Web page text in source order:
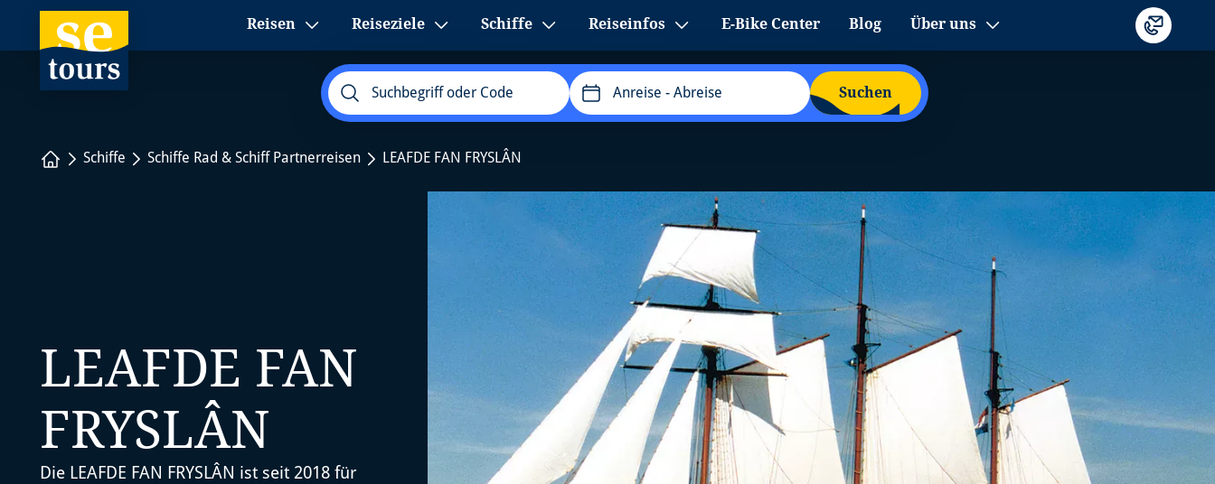
Reisen Reiseziele Schiffe Reiseinfos E-Bike Center Blog Über uns
Anreise - Abreise Suchen
StartseiteSchiffe Schiffe Rad & Schiff Partnerreisen LEAFDE FAN FRYSLÂN
LEAFDE FAN
FRYSLÂN
Die LEAFDE FAN FRYSLÂN ist seit 2018 für